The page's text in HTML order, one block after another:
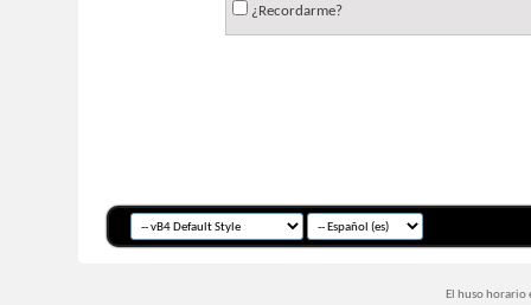
¿Recordarme?
El huso horario